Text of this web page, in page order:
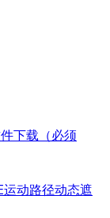
下载（必须
动路径动态遮